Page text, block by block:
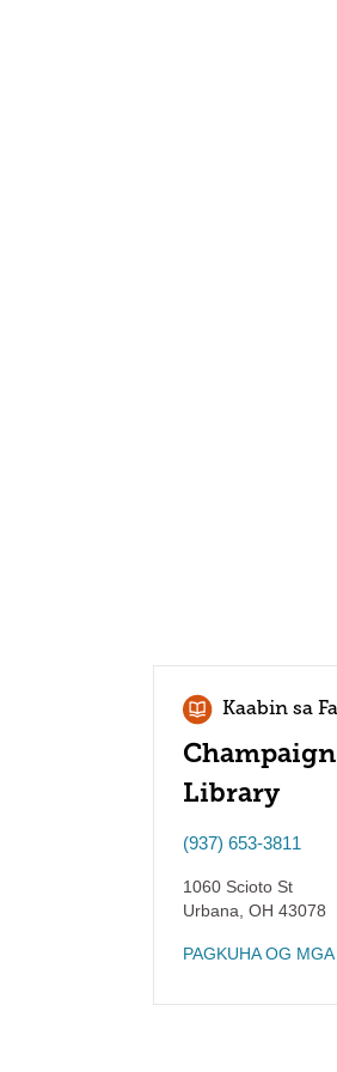
Kaabin sa
Library
(937) 653-3811
1060 Scioto St
Urbana OH 43078
PAGKUHA OG